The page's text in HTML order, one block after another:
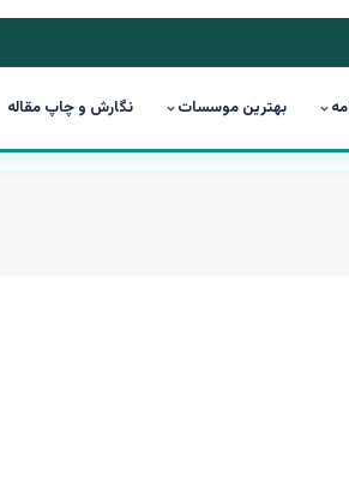
بهترین موسسات نگارش و چاپ مقاله